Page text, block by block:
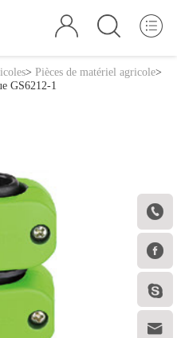




> Pièces de matériel agricole>
GS6212-1